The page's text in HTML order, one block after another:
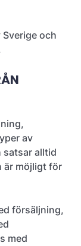
och
av
satsar alltid
är möjligt för
försäljning,
med